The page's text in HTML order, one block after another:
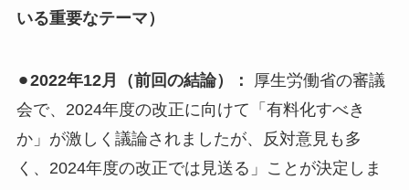
いる重要なテーマ）
⚫︎2022年12月（前回の結論）：
厚生労働省の審議
会で、2024年度の改正に向けて「有料化すべき
か」が激しく議論されましたが、反対意見も多
く、2024年度の改正では見送る」ことが決定しま